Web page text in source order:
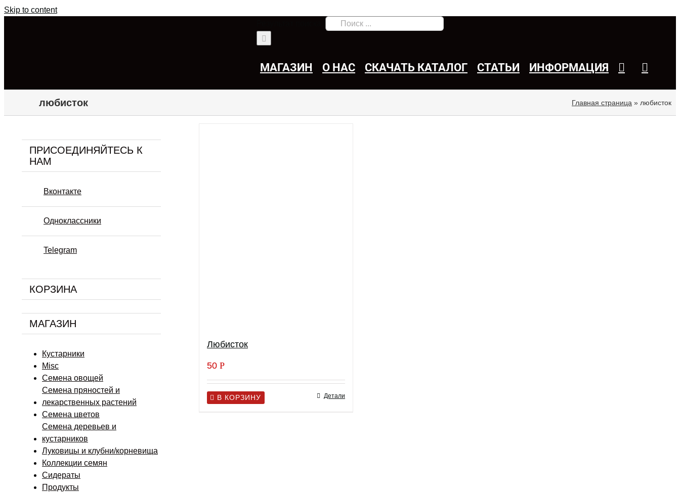
Skip to content
МАГАЗИН О НАС СКАЧАТЬ КАТАЛОГ СТАТЬИ ИНФОРМАЦИЯ
любисток Главная страница » любисток
Любисток
50Р
В КОРЗИНУ Детали
ПРИСОЕДИНЯЙТЕСЬ К
НАМ
Вконтакте
Одноклассники
Telegram
КОРЗИНА
МАГАЗИН
Кустарники
Misc
Семена овощей
Семена пряностей и
лекарственных растений
Семена цветов
Семена деревьев и
кустарников
Луковицы и клубни/корневища
Коллекции семян
Сидераты
Продукты